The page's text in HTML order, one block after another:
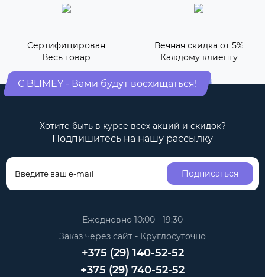
Сертифицирован
Весь товар
Вечная скидка от 5%
Каждому клиенту
С BLIMEY - Вами будут восхищаться!
Хотите быть в курсе всех акций и скидок?
Подпишитесь на нашу рассылку
Подписаться
Ежедневно 10:00 - 19:30
Заказ через сайт - Круглосуточно
+375 (29) 140-52-52
+375 (29) 740-52-52